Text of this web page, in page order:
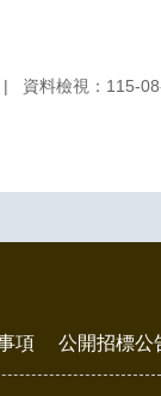
資料檢視：115-
項 公開招標公